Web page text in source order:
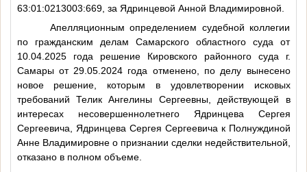
63:01:0213003:669, за Ядринцевой Анной Владимировной.
Апелляционным определением судебной коллегии
по гражданским делам Самарского областного суда от
10.04.2025 года решение Кировского районного суда г.
Самары от 29.05.2024 года отменено, по делу вынесено
новое решение, которым в удовлетворении исковых
требований Телик Ангелины Сергеевны, действующей в
интересах несовершеннолетнего Ядринцева Сергея
Сергеевича, Ядринцева Сергея Сергеевича к Полнуждиной
Анне Владимировне о признании сделки недействительной,
отказано в полном объеме.